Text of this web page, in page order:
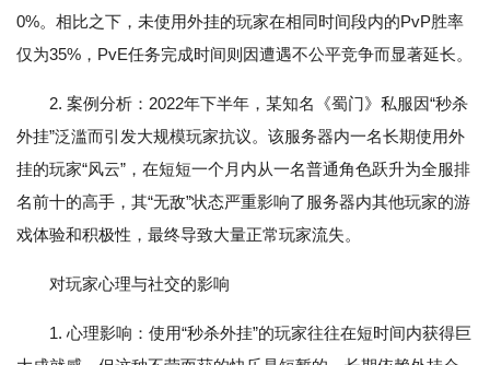
0%。相比之下，未使用外挂的玩家在相同时间段内的PvP胜率
仅为35%，PvE任务完成时间则因遭遇不公平竞争而显著延长。
2. 案例分析：2022年下半年，某知名《蜀门》私服因“秒杀
外挂”泛滥而引发大规模玩家抗议。该服务器内一名长期使用外
挂的玩家“风云”，在短短一个月内从一名普通角色跃升为全服排
名前十的高手，其“无敌”状态严重影响了服务器内其他玩家的游
戏体验和积极性，最终导致大量正常玩家流失。
对玩家心理与社交的影响
1. 心理影响：使用“秒杀外挂”的玩家往往在短时间内获得巨